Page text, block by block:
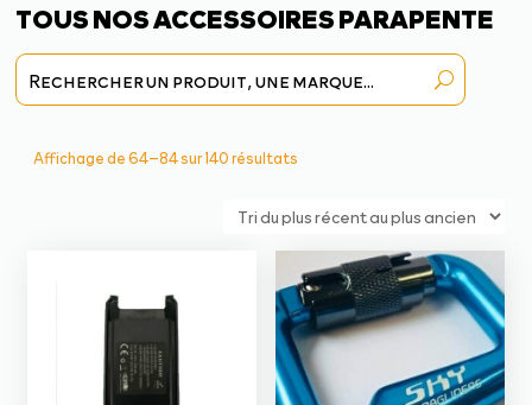
TOUS NOS ACCESSOIRES PARAPENTE
Affichage de 64–84 sur 140 résultats
récent
plus
ancien